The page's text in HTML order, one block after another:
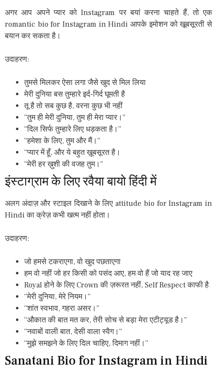
अगर आप अपने प्यार को Instagram पर बयां करना चाहते हैं, तो एक
romantic bio for Instagram in Hindi आपके इमोशन को खूबसूरती से
बयान कर सकता है।
उदाहरण:
तुमसे मिलकर ऐसा लगा जैसे खुद से मिल लिया
मेरी दुनिया बस तुम्हारे इर्द-गिर्द घूमती है
तू है तो सब कुछ है, वरना कुछ भी नहीं
“तुम ही मेरी दुनिया, तुम ही मेरा प्यार।”
“दिल सिर्फ तुम्हारे लिए धड़कता है।”
“हमेशा के लिए, तुम और मैं।”
“प्यार में हूँ, और ये बहुत ख़ूबसूरत है।
“मेरी हर ख़ुशी की वजह तुम।”
इंस्टाग्राम के लिए रवैया बायो हिंदी में
अलग अंदाज़ और स्टाइल दिखाने के लिए attitude bio for Instagram in
Hindi का क्रेज़ कभी खत्म नहीं होता।
उदाहरण:
जो हमसे टकराएगा, वो खुद पछताएगा
हम वो नहीं जो हर किसी को पसंद आए, हम वो हैं जो याद रह जाए
Royal होने के लिए Crown की ज़रूरत नहीं, Self Respect काफी है
“मेरी दुनिया, मेरे नियम।”
“शांत स्वभाव, गहरा असर।”
“औकात की बात मत कर, तेरी सोच से बड़ा मेरा एटीट्यूड है।”
“नवाबों वाली बात, देसी वाला स्वैग।”
“मुझे समझने के लिए दिल चाहिए, दिमाग नहीं।”
Sanatani Bio for Instagram in Hindi